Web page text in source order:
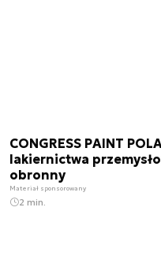
CONGRESS PAINT
lakiernictwa
obronny
Materiał sponsorowany
2 min.